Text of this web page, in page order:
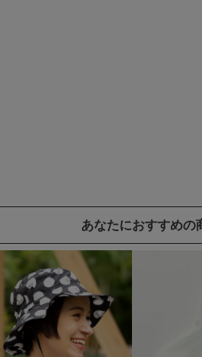
あなたにおすすめの